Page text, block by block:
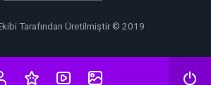
Tarafından Üretilmiştir © 2019